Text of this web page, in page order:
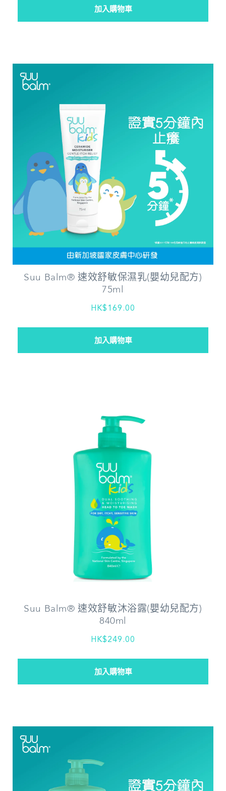
Suu Balm® 速效舒敏保濕乳(嬰幼兒配方)
75ml
HK$169.00
Suu Balm® 速效舒敏沐浴露(嬰幼兒配方)
840ml
HK$249.00